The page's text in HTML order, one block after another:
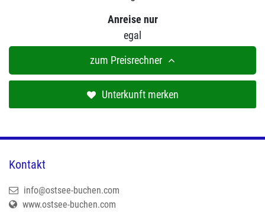
Anreise nur
egal
zum Preisrechner
Unterkunft merken
Kontakt
info@ostsee-buchen.com
www.ostsee-buchen.com